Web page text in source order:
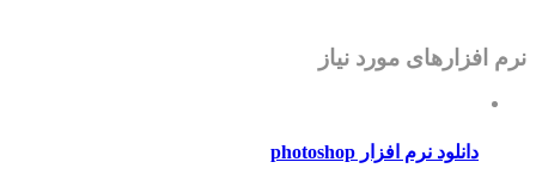
نرم افزارهای مورد نیاز
دانلود نرم افزار photoshop